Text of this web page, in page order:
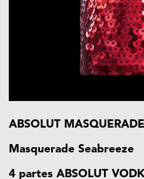
ABSOLUT
Masquerade Seabreeze
4 partes ABSOLUT